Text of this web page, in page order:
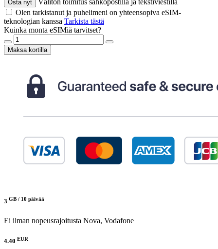
Osta nyt
Välitön toimitus sähköpostilla ja tekstiviestillä
Olen tarkistanut ja puhelimeni on yhteensopiva eSIM-
teknologian kanssa Tarkista tästä
Kuinka monta eSIMiä tarvitset?
Maksa kortilla
3 GB / 10 päivää
Ei ilman nopeusrajoitusta Nova, Vodafone
4.40 EUR